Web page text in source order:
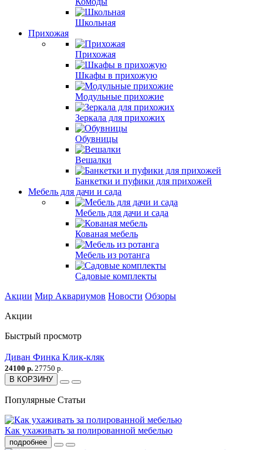
Школьная
Прихожая
Прихожая
Шкафы в прихожую
Модульные прихожие
Зеркала для прихожих
Обувницы
Вешалки
Банкетки и пуфики для прихожей
Мебель для дачи и сада
Мебель для дачи и сада
Кованая мебель
Мебель из ротанга
Садовые комплекты
Акции Мир Аквариумов Новости Обзоры
Акции
Быстрый просмотр
Диван Финка Клик-кляк
24100 р. 27750 р.
В КОРЗИНУ
Популярные Статьи
Как ухаживать за полированной мебелью
подробнее